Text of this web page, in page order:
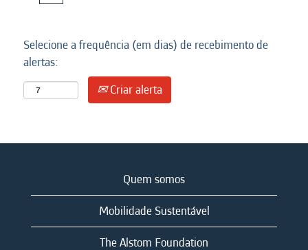
Selecione a frequência (em dias) de recebimento de
alertas:
Criar alerta
Quem somos
Mobilidade Sustentável
The Alstom Foundation